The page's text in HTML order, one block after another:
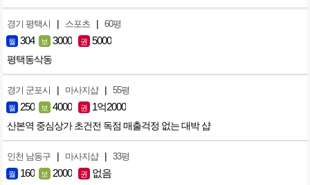
경기 평택시 | 스포츠 | 60평
월 304 보 3000 권 5000
평택동삭동
경기 군포시 | 마사지샵 | 55평
월 250 보 4000 권 1억2000
산본역 중심상가 초건전 독점 매출걱정 없는 대박 샵
인천 남동구 | 마사지샵 | 33평
월 160 보 2000 권 없음